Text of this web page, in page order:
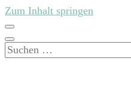
Zum Inhalt springen
Suchen
nach: